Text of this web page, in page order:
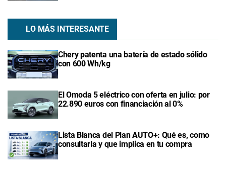
LO MÁS INTERESANTE
Chery patenta una batería de estado sólido
con 600 Wh/kg
El Omoda 5 eléctrico con oferta en julio: por
22.890 euros con financiación al 0%
Lista Blanca del Plan AUTO+: Qué es, como
consultarla y que implica en tu compra